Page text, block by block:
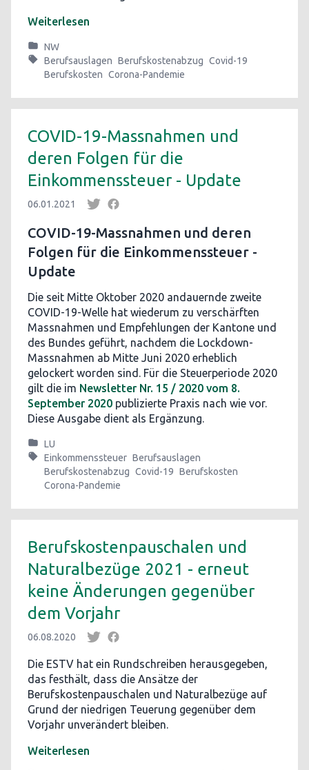
Weiterlesen
NW
Berufsauslagen Berufskostenabzug Covid-19
Berufskosten Corona-Pandemie
COVID-19-Massnahmen und
deren Folgen für die
Einkommenssteuer - Update
06.01.2021
COVID-19-Massnahmen und deren
Folgen für die Einkommenssteuer -
Update
Die seit Mitte Oktober 2020 andauernde zweite
COVID-19-Welle hat wiederum zu verschärften
Massnahmen und Empfehlungen der Kantone und
des Bundes geführt, nachdem die Lockdown-
Massnahmen ab Mitte Juni 2020 erheblich
gelockert worden sind. Für die Steuerperiode 2020
gilt die im Newsletter Nr. 15 / 2020 vom 8.
September 2020 publizierte Praxis nach wie vor.
Diese Ausgabe dient als Ergänzung.
LU
Einkommenssteuer Berufsauslagen
Berufskostenabzug Covid-19 Berufskosten
Corona-Pandemie
Berufskostenpauschalen und
Naturalbezüge 2021 - erneut
keine Änderungen gegenüber
dem Vorjahr
06.08.2020
Die ESTV hat ein Rundschreiben herausgegeben,
das festhält, dass die Ansätze der
Berufskostenpauschalen und Naturalbezüge auf
Grund der niedrigen Teuerung gegenüber dem
Vorjahr unverändert bleiben.
Weiterlesen